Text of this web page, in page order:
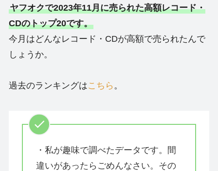
ヤフオクで2023年11月に売られた高額レコード・
CDのトップ20です。
今月はどんなレコード・CDが高額で売られたんで
しょうか。
過去のランキングはこちら 。
・私が趣味で調べたデータです。間
違いがあったらごめんなさい。その